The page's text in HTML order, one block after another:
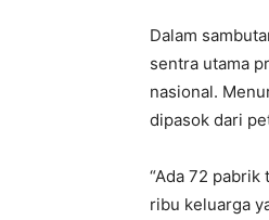
Dalam
sentra utama
nasional.
dipasok dari
“Ada 72
ribu keluarga